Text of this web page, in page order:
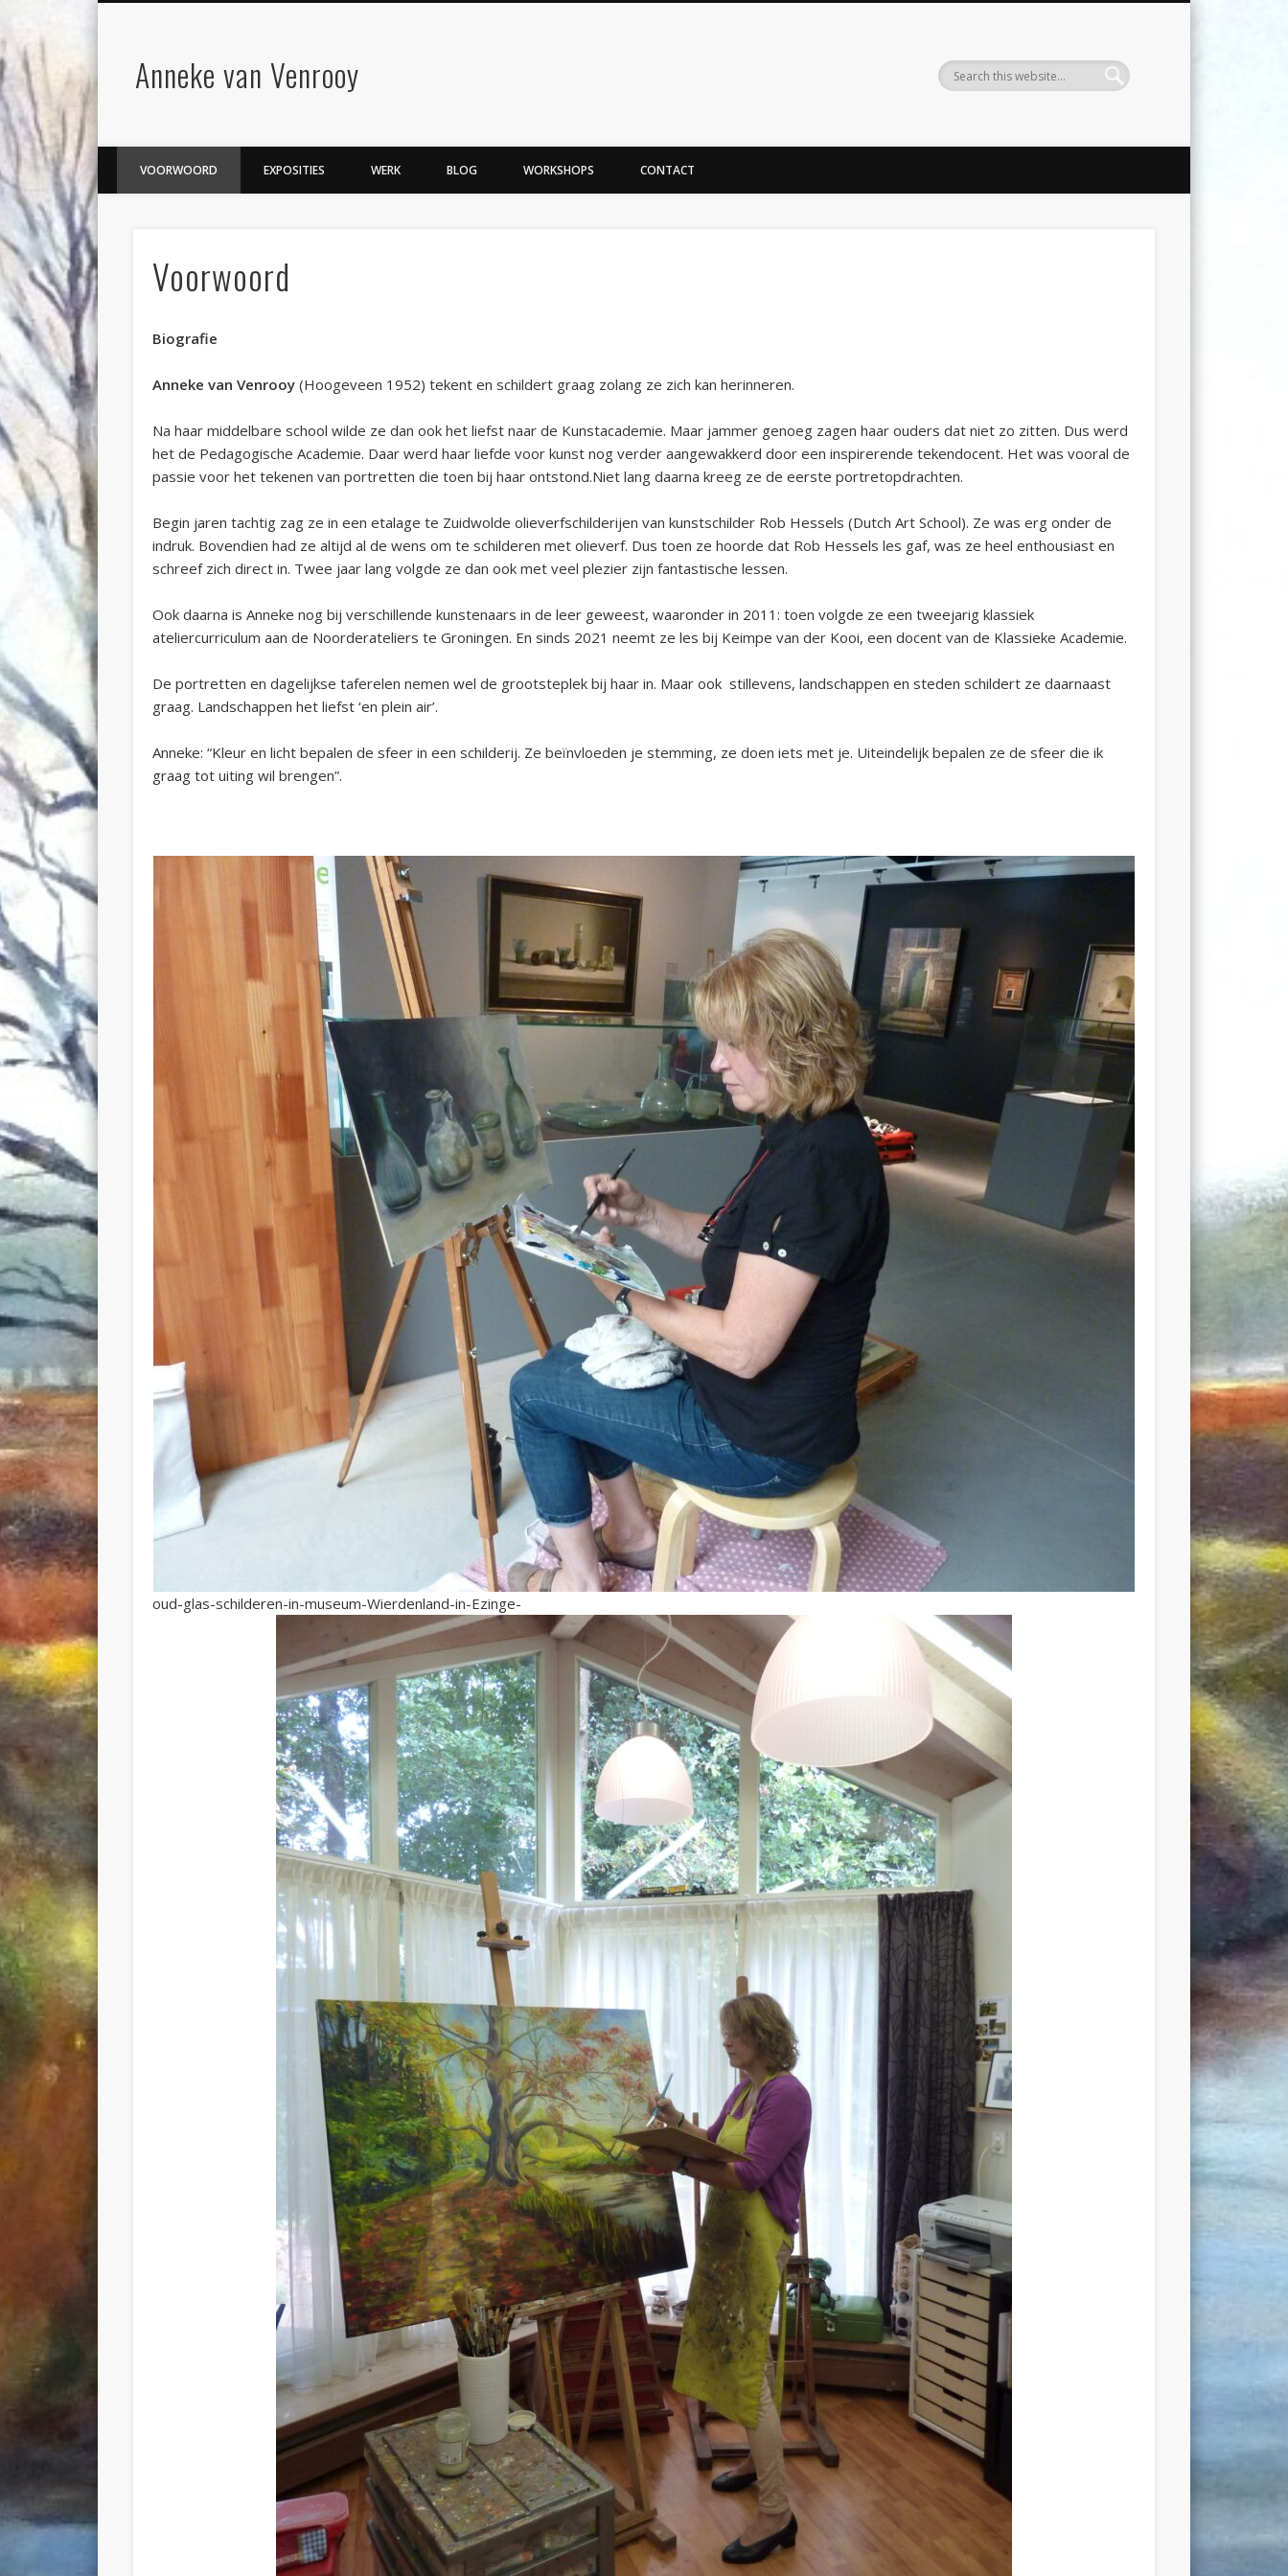
Anneke van Venrooy
VOORWOORD EXPOSITIES WERK BLOG WORKSHOPS CONTACT
Voorwoord
Biografie
Anneke van Venrooy (Hoogeveen 1952) tekent en schildert graag zolang ze zich kan herinneren.
Na haar middelbare school wilde ze dan ookhet liefst naar de Kunstacademie. Maar jammer genoeg zagen haar ouders dat niet zo zitten. Dus werd
het de Pedagogische Academie. Daar werd haar liefde voor kunst nog verder aangewakkerd door een inspirerende tekendocent. Het was vooral de
passie voor het tekenen van portretten die toen bij haar ontstond.Niet lang daarna kreeg ze de eerste portretopdrachten.
Begin jaren tachtig zag ze in een etalage te Zuidwolde olieverfschilderijen van kunstschilder Rob Hessels (Dutch Art School). Ze was erg onder de
indruk. Bovendien had ze altijd al de wens om te schilderen met olieverf. Dus toen ze hoorde dat Rob Hessels les gaf, was ze heel enthousiast en
schreef zich direct in. Twee jaar lang volgde ze dan ook met veel plezierzijn fantastische lessen.
Ook daarna is Anneke nog bij verschillende kunstenaars in de leer geweest, waaronder in 2011 : toen volgde ze een tweejarig klassiek
ateliercurriculum aan de Noorderateliers te Groningen. En sinds 2021 neemt ze les bij Keimpe van der Kooi, een docent van de Klassieke Academie.
De portretten en dagelijkse taferelen nemen wel de grootsteplek bij haar in. Maar ook stillevens, landschappen en steden schildert ze daarnaast
graag. Landschappen het liefst ‘en plein air’.
Anneke: “Kleur en licht bepalen de sfeer in een schilderij. Ze beïnvloeden je stemming, ze doen iets met je. Uiteindelijk bepalen ze de sfeer die ik
graag tot uiting wil brengen”.
oud-glas-schilderen-in-museum-Wierdenland-in-Ezinge-